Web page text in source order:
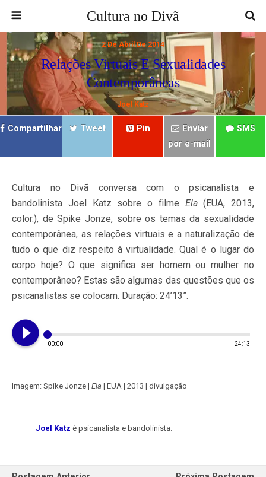
Cultura no Divã
2 De Abril De 2014
Relações Virtuais E Sexualidades
Contemporâneas
Joel Katz
Compartilhar Tweet Pin
Enviar
por e-mail
SMS
Cultura no Divã conversa com o psicanalista e
bandolinista Joel Katz sobre o filme Ela(EUA, 2013,
color.), de Spike Jonze, sobre os temas da sexualidade
contemporânea, as relações virtuais e a naturalização de
tudo o que diz respeito à virtualidade. Qual é o lugar do
corpo hoje? O que significa ser homem ou mulher no
contemporâneo? Estas são algumas das questões que os
psicanalistas se colocam. Duração: 24’13”.
play_circle_filled 00:00 24:13
Imagem: Spike Jonze | Ela | EUA | 2013 | divulgação
Joel Katz é psicanalista e bandolinista.